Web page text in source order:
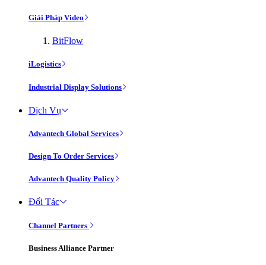
Giải Pháp Video
BitFlow
iLogistics
Industrial Display Solutions
Dịch Vụ
Advantech Global Services
Design To Order Services
Advantech Quality Policy
Đối Tác
Channel Partners
Business Alliance Partner